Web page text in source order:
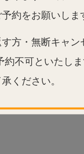
約をお願いしま
方・無断キャン
不可といたしま
ください。